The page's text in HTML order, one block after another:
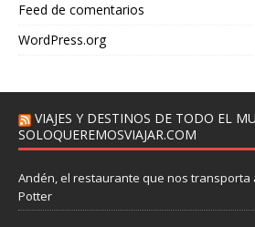
Feed de comentarios
WordPress.org
VIAJES Y DESTINOS DE TODO EL
SOLOQUEREMOSVIAJAR.COM
Andén, el restaurante que nos transporta
Potter